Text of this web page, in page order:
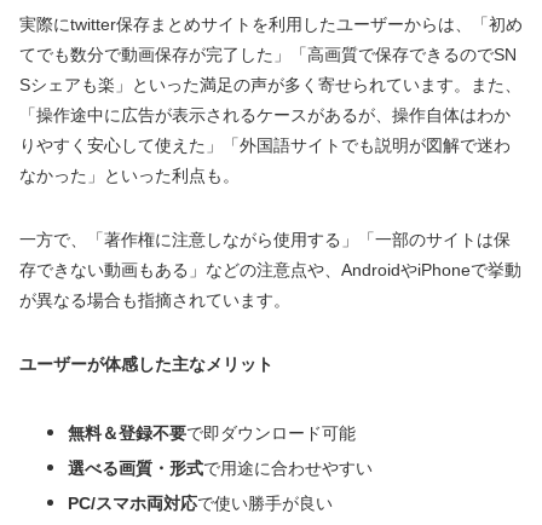
実際にtwitter保存まとめサイトを利用したユーザーからは、「初め
てでも数分で動画保存が完了した」「高画質で保存できるのでSN
Sシェアも楽」といった満足の声が多く寄せられています。また、
「操作途中に広告が表示されるケースがあるが、操作自体はわか
りやすく安心して使えた」「外国語サイトでも説明が図解で迷わ
なかった」といった利点も。
一方で、「著作権に注意しながら使用する」「一部のサイトは保
存できない動画もある」などの注意点や、AndroidやiPhoneで挙動
が異なる場合も指摘されています。
ユーザーが体感した主なメリット
無料＆登録不要で即ダウンロード可能
選べる画質・形式で用途に合わせやすい
PC/スマホ両対応で使い勝手が良い